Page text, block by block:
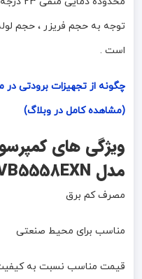
توجه به حجم فریزر ، حجم
است .
چگونه از تجهیزات برودتی در
(مشاهده کامل در وبلاگ)
مدل
مصرف کم برق
مناسب برای محیط صنعتی
قیمت مناسب نسبت به